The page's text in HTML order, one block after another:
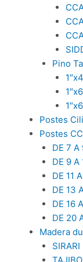
Pino
Postes
Postes
DE 7 A
DE 9 A
DE 11
DE 13
DE 16
DE 20
Madera
SIRARI